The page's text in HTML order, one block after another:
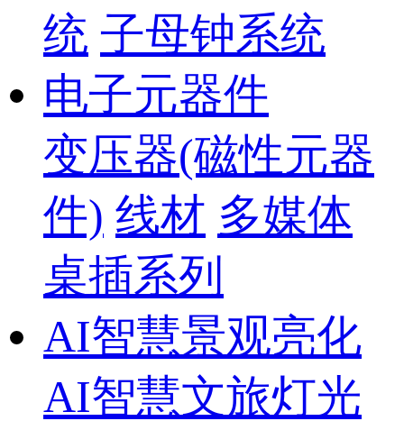
统 子母钟系统
电子元器件
变压器(磁性元器
件) 线材 多媒体
桌插系列
AI智慧景观亮化
AI智慧文旅灯光